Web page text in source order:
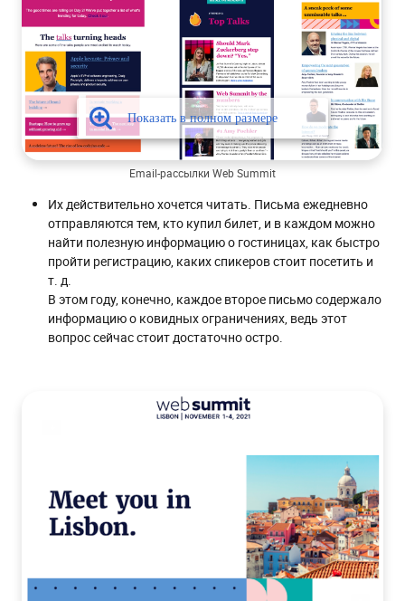
Email-рассылки Web Summit
Их действительно хочется читать. Письма ежедневно
отправляются тем, кто купил билет, и в каждом можно
найти полезную информацию о гостиницах, как быстро
пройти регистрацию, каких спикеров стоит посетить и
т. д.
В этом году, конечно, каждое второе письмо содержало
информацию о ковидных ограничениях, ведь этот
вопрос сейчас стоит достаточно остро.